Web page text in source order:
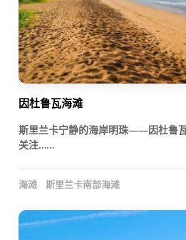
因杜鲁瓦海滩
斯里兰卡宁静的海岸明珠——因杜鲁
关注……
海滩 斯里兰卡南部海滩